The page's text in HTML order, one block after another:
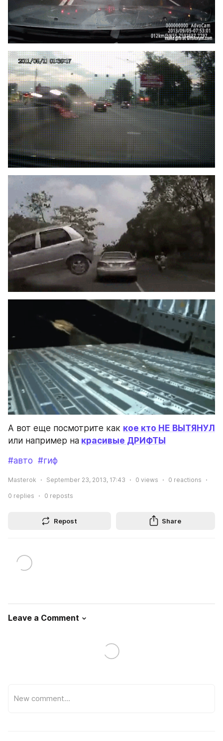
А вот еще посмотрите как кое кто НЕ ВЫТЯНУЛ
или например на красивые ДРИФТЫ
#авто #гиф
Masterok September 23, 2013, 17:43 0 views 0 reactions
0 replies 0 reposts
Repost Share
Leave a Comment